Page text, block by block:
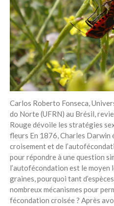
Carlos Roberto Fonseca,
do Norte (UFRN) au Brésil,
Rouge dévoile les stratégies
fleurs En 1876, Charles
croisement et de
pour répondre à une question
l’autofécondation est le moyen
graines, pourquoi tant
nombreux mécanismes pour
fécondation croisée ? Après